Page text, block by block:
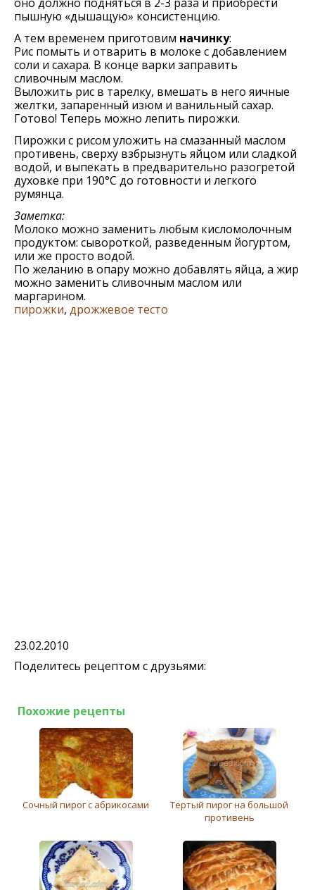
пышную «дышащую» консистенцию.
А тем временем приготовим начинку:
Рис помыть и отварить в молоке с добавлением
соли и сахара. В конце варки заправить
сливочным маслом.
Выложить рис в тарелку, вмешать в него яичные
желтки, запаренный изюм и ванильный сахар.
Готово! Теперь можно лепить пирожки.
Пирожки с рисом уложить на смазанный маслом
противень, сверху взбрызнуть яйцом или сладкой
водой, и выпекать в предварительно разогретой
духовке при 190°С до готовности и легкого
румянца.
Заметка:
Молоко можно заменить любым кисломолочным
продуктом: сывороткой, разведенным йогуртом,
или же просто водой.
По желанию в опару можно добавлять яйца, а жир
можно заменить сливочным маслом или
маргарином.
пирожки, дрожжевое тесто
23.02.2010
Поделитесь рецептом с друзьями:
Похожие рецепты
Сочный пирог с абрикосами
Тертый пирог на большой
противень